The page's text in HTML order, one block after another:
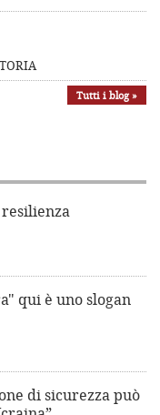
Tutti i blog »
qui è uno slogan
di sicurezza può